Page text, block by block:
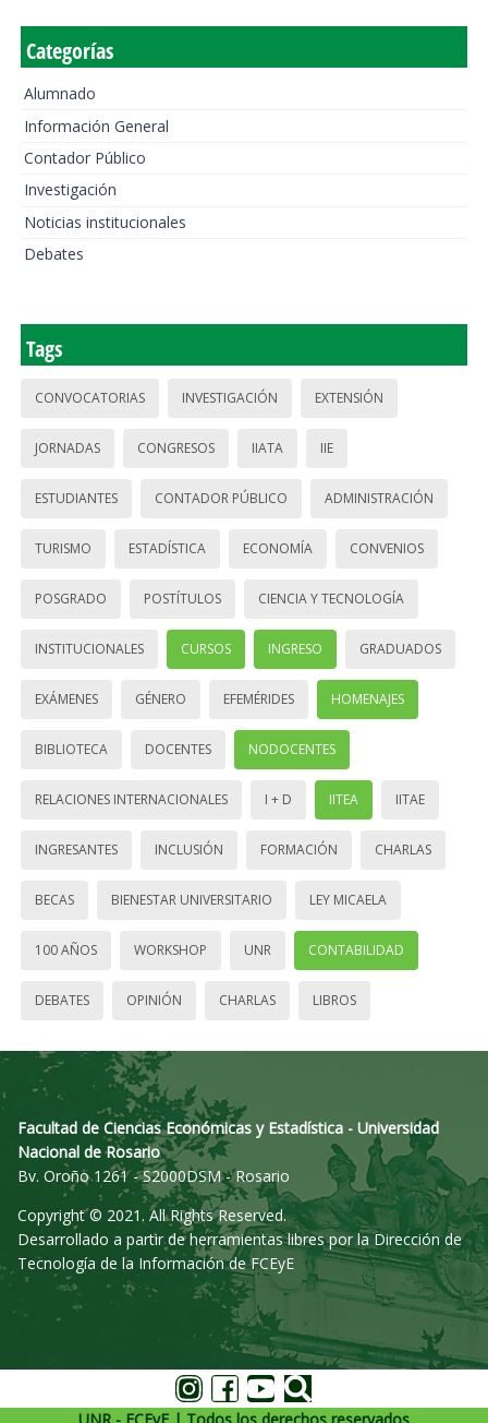
Categorías
Alumnado
Información General
Contador Público
Investigación
Noticias institucionales
Debates
Tags
CONVOCATORIAS INVESTIGACIÓN EXTENSIÓN
JORNADAS CONGRESOS IIATA IIE
ESTUDIANTES CONTADOR PÚBLICO ADMINISTRACIÓN
TURISMO ESTADÍSTICA ECONOMÍA CONVENIOS
POSGRADO POSTÍTULOS CIENCIA Y TECNOLOGÍA
INSTITUCIONALES CURSOS INGRESO GRADUADOS
EXÁMENES GÉNERO EFEMÉRIDES HOMENAJES
BIBLIOTECA DOCENTES NODOCENTES
RELACIONES INTERNACIONALES I + D IITEA IITAE
INGRESANTES INCLUSIÓN FORMACIÓN CHARLAS
BECAS BIENESTAR UNIVERSITARIO LEY MICAELA
100 AÑOS WORKSHOP UNR CONTABILIDAD
DEBATES OPINIÓN CHARLAS LIBROS
Facultad de Ciencias Económicas y Estadística - Universidad
Nacional de Rosario
Bv. Oroño 1261 - S2000DSM - Rosario
Copyright © 2021. All Rights Reserved.
Desarrollado a partir de herramientas libres por la Dirección de
Tecnología de la Información de FCEyE